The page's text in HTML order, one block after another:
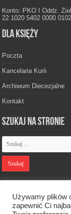
Konto: PKO I Oddz.
22 1020 5402 0000
Dla księży
Poczta
Kancelaria Kurii
Archiwum Diecezjalne
Kontakt
Szukaj na stronie
Używamy plików
zapewnić Ci